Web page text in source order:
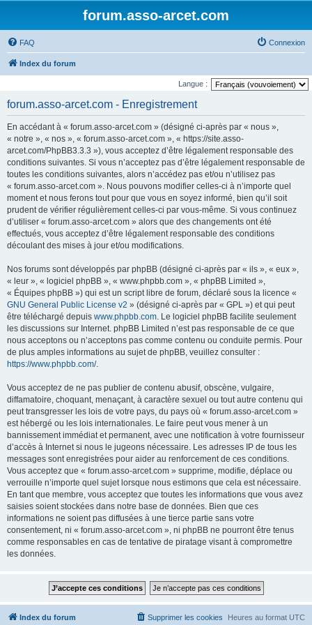
forum.asso-arcet.com
FAQ Connexion
Index du forum
Langue :
forum.asso-arcet.com - Enregistrement
En accédant à « forum.asso-arcet.com » (désigné ci-après par « nous »,
« notre », « nos », « forum.asso-arcet.com », « https://site.asso-
arcet.com/PhpBB3.3.3 »), vous acceptez d’être légalement responsable des
conditions suivantes. Si vous n’acceptez pas d’être légalement responsable de
toutes les conditions suivantes, alors n’accédez pas et/ou n’utilisez pas
« forum.asso-arcet.com ». Nous pouvons modifier celles-ci à n’importe quel
moment et nous ferons tout pour que vous en soyez informé, bien qu’il soit
prudent de vérifier régulièrement celles-ci par vous-même. Si vous continuez
d’utiliser « forum.asso-arcet.com » alors que des changements ont été
effectués, vous acceptez d’être légalement responsable des conditions
découlant des mises à jour et/ou modifications.
Nos forums sont développés par phpBB (désigné ci-après par « ils », « eux »,
« leur », « logiciel phpBB », « www.phpbb.com », « phpBB Limited »,
« Équipes phpBB ») qui est un script libre de forum, déclaré sous la licence «
GNU General Public License v2 » (désigné ci-après par « GPL ») et qui peut
être téléchargé depuis www.phpbb.com. Le logiciel phpBB facilite seulement
les discussions sur Internet. phpBB Limited n’est pas responsable de ce que
nous acceptons ou n’acceptons pas comme contenu ou conduite permis. Pour
de plus amples informations au sujet de phpBB, veuillez consulter :
https://www.phpbb.com/.
Vous acceptez de ne pas publier de contenu abusif, obscène, vulgaire,
diffamatoire, choquant, menaçant, à caractère sexuel ou tout autre contenu qui
peut transgresser les lois de votre pays, du pays où « forum.asso-arcet.com »
est hébergé ou les lois internationales. Le faire peut vous mener à un
bannissement immédiat et permanent, avec une notification à votre fournisseur
d’accès à Internet si nous le jugeons nécessaire. Les adresses IP de tous les
messages sont enregistrées pour aider au renforcement de ces conditions.
Vous acceptez que « forum.asso-arcet.com » supprime, modifie, déplace ou
verrouille n’importe quel sujet lorsque nous estimons que cela est nécessaire.
En tant que membre, vous acceptez que toutes les informations que vous avez
saisies soient stockées dans notre base de données. Bien que ces
informations ne soient pas diffusées à une tierce partie sans votre
consentement, ni « forum.asso-arcet.com », ni phpBB ne pourront être tenus
comme responsables en cas de tentative de piratage visant à compromettre
les données.
Index du forum Heures au format UTC
Supprimer les cookies